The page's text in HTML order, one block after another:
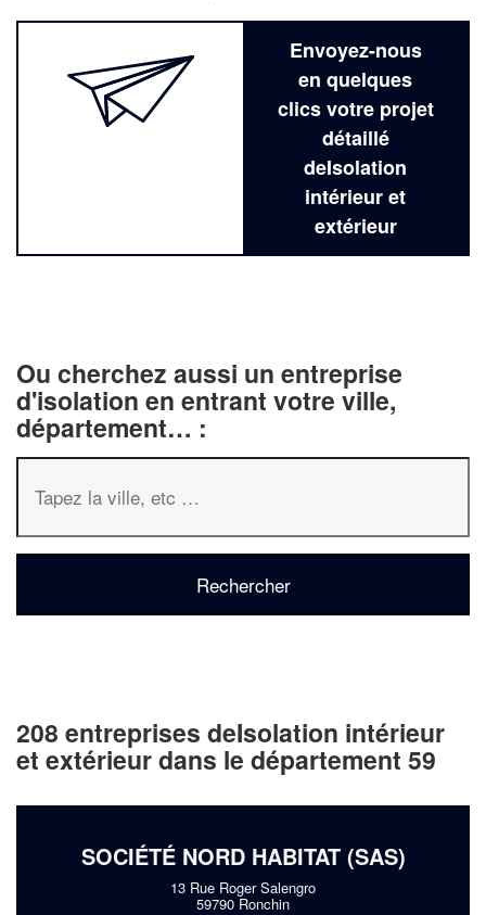
Envoyez-nous
en quelques
clics votre projet
détaillé
deIsolation
intérieur et
extérieur
Ou cherchez aussi un entreprise
d'isolation en entrant votre ville,
département… :
208 entreprises deIsolation intérieur
et extérieur dans le département 59
SOCIÉTÉ NORD HABITAT (SAS)
13 Rue Roger Salengro
59790 Ronchin